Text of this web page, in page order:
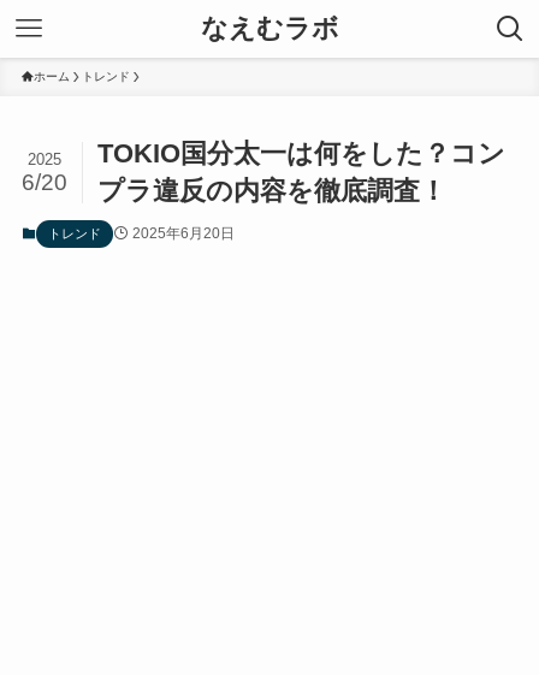
なえむラボ
ホーム トレンド
TOKIO国分太一は何をした？コン
プラ違反の内容を徹底調査！
2025
6/20
トレンド 2025年6月20日